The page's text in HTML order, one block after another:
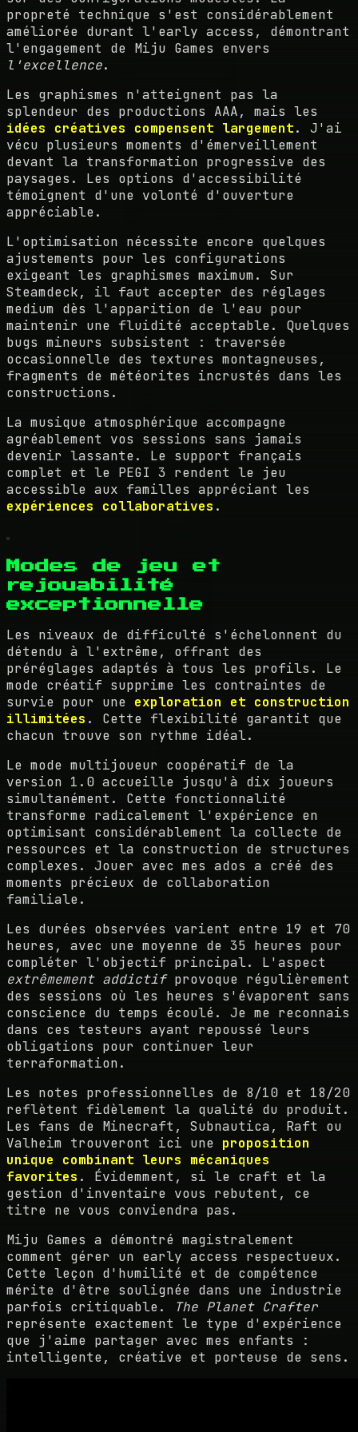
propreté technique s'est considérablement
améliorée durant l'early access, démontrant
l'engagement de Miju Games envers
l'excellence.
Les graphismes n'atteignent pas la
splendeur des productions AAA, mais les
idées créatives compensent largement. J'ai
vécu plusieurs moments d'émerveillement
devant la transformation progressive des
paysages. Les options d'accessibilité
témoignent d'une volonté d'ouverture
appréciable.
L'optimisation nécessite encore quelques
ajustements pour les configurations
exigeant les graphismes maximum. Sur
Steamdeck, il faut accepter des réglages
medium dès l'apparition de l'eau pour
maintenir une fluidité acceptable. Quelques
bugs mineurs subsistent : traversée
occasionnelle des textures montagneuses,
fragments de météorites incrustés dans les
constructions.
La musique atmosphérique accompagne
agréablement vos sessions sans jamais
devenir lassante. Le support français
complet et le PEGI 3 rendent le jeu
accessible aux familles appréciant les
expériences collaboratives .
Modes de jeu et
rejouabilité
exceptionnelle
Les niveaux de difficulté s'échelonnent du
détendu à l'extrême, offrant des
préréglages adaptés à tous les profils. Le
mode créatif supprime les contraintes de
survie pour une exploration et construction
illimitées . Cette flexibilité garantit que
chacun trouve son rythme idéal.
Le mode multijoueur coopératif de la
version 1.0 accueille jusqu'à dix joueurs
simultanément. Cette fonctionnalité
transforme radicalement l'expérience en
optimisant considérablement la collecte de
ressources et la construction de structures
complexes. Jouer avec mes ados a créé des
moments précieux de collaboration
familiale.
Les durées observées varient entre 19 et 70
heures, avec une moyenne de 35 heures pour
compléter l'objectif principal. L'aspect
extrêmement addictifprovoque régulièrement
des sessions où les heures s'évaporent sans
conscience du temps écoulé. Je me reconnais
dans ces testeurs ayant repoussé leurs
obligations pour continuer leur
terraformation.
Les notes professionnelles de 8/10 et 18/20
reflètent fidèlement la qualité du produit.
Les fans de Minecraft, Subnautica, Raft ou
Valheim trouveront ici une proposition
unique combinant leurs mécaniques
favorites . Évidemment, si le craft et la
gestion d'inventaire vous rebutent, ce
titre ne vous conviendra pas.
Miju Games a démontré magistralement
comment gérer un early access respectueux.
Cette leçon d'humilité et de compétence
mérite d'être soulignée dans une industrie
parfois critiquable.
The Planet Crafter
représente exactement le type d'expérience
que j'aime partager avec mes enfants :
intelligente, créative et porteuse de sens.